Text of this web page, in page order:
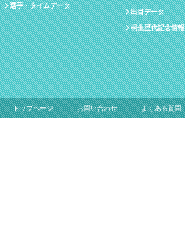
選手・タイムデータ
出目データ
桐生歴代記念情報
トップページ お問い合わせ よくある質問